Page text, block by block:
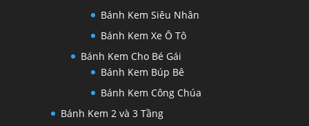
Bánh Kem Siêu Nhân
Bánh Kem Xe Ô Tô
Bánh Kem Cho Bé Gái
Bánh Kem Búp Bê
Bánh Kem Công Chúa
Bánh Kem 2 và 3 Tầng